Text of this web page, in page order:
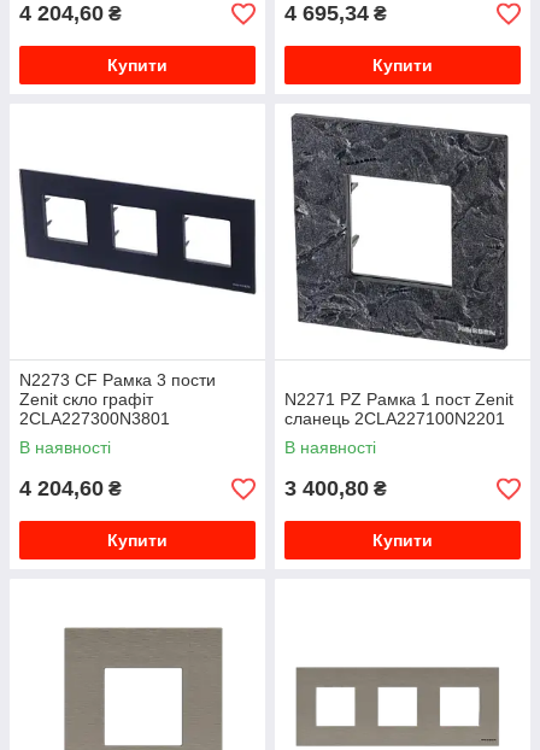
4 204,60 ₴
Купити
4 695,34 ₴
Купити
N2273 CF Рамка 3 пости
Zenit скло графіт
2CLA227300N3801
В наявності
4 204,60 ₴
Купити
N2271 PZ Рамка 1 пост Zenit
сланець 2CLA227100N2201
В наявності
3 400,80 ₴
Купити